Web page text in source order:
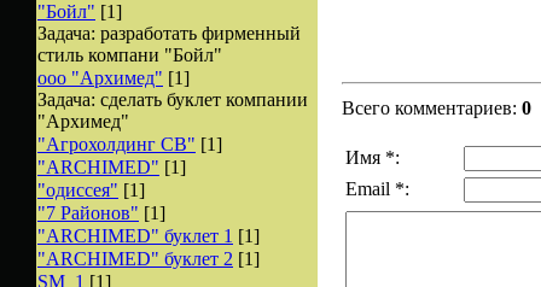
"Бойл" [1]
Задача: разработать фирменный
стиль компани "Бойл"
ооо "Архимед" [1]
Задача: сделать буклет компании
"Архимед"
"Агрохолдинг СВ" [1]
"ARCHIMED" [1]
"одиссея" [1]
"7 Районов" [1]
"ARCHIMED" буклет 1 [1]
"ARCHIMED" буклет 2 [1]
SM_1 [1]
Всего комментариев: 0
Имя *:
Email *: